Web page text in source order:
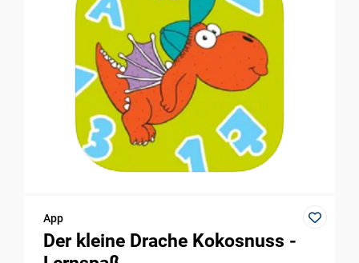
App
Der kleine Drache Kokosnuss -